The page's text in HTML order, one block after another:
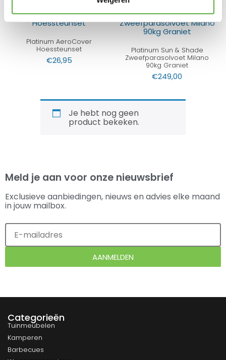
Platinum AeroCover
Hoessteunset
€26,95
Platinum Sun & Shade
Zweefparasolvoet Milano
90kg Graniet
€249,00
Je hebt nog geen
product bekeken.
Meld je aan voor onze nieuwsbrief
Exclusieve aanbiedingen, nieuws en advies elke maand
in jouw mailbox.
AANMELDEN
Categorieën
Tuinmeubelen
Kamperen
Barbecues